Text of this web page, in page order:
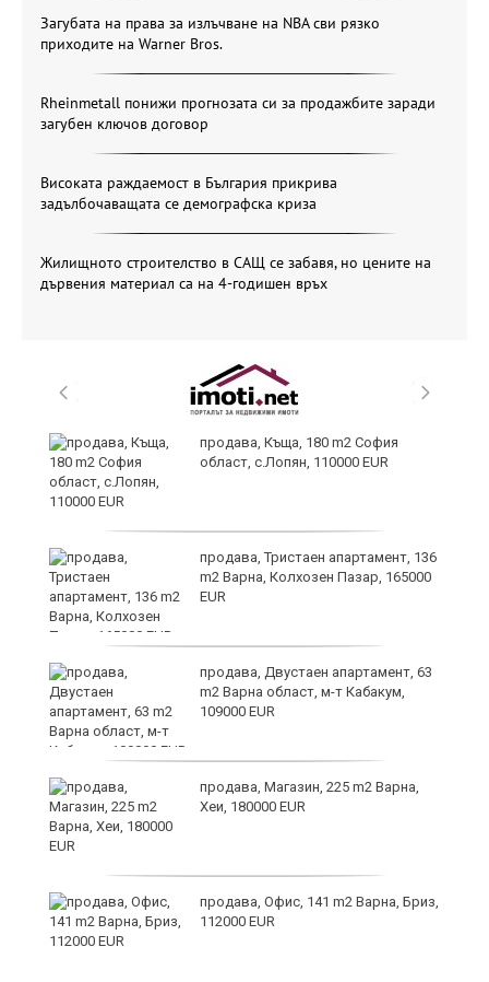
Загубата на права за излъчване на NBA сви рязко
приходите на Warner Bros.
Rheinmetall понижи прогнозата си за продажбите заради
загубен ключов договор
Високата раждаемост в България прикрива
задълбочаващата се демографска криза
Жилищното строителство в САЩ се забавя, но цените на
дървения материал са на 4-годишен връх
продава, Къща, 180 m2 София
област, с.Лопян, 110000 EUR
продава, Тристаен апартамент, 136
m2 Варна, Колхозен Пазар, 165000
EUR
продава, Двустаен апартамент, 63
m2 Варна област, м-т Кабакум,
109000 EUR
продава, Магазин, 225 m2 Варна,
Хеи, 180000 EUR
продава, Офис, 141 m2 Варна, Бриз,
112000 EUR